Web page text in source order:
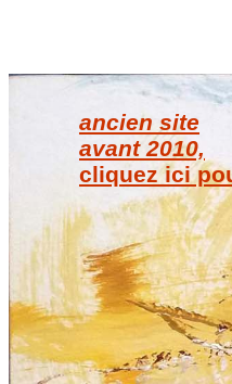
ancien site
avant 2010,
cliquez ici